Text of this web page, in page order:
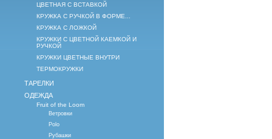
ЦВЕТНАЯ С ВСТАВКОЙ
КРУЖКА С РУЧКОЙ В ФОРМЕ...
КРУЖКА С ЛОЖКОЙ
КРУЖКИ С ЦВЕТНОЙ КАЕМКОЙ И
РУЧКОЙ
КРУЖКИ ЦВЕТНЫЕ ВНУТРИ
ТЕРМОКРУЖКИ
ТАРЕЛКИ
ОДЕЖДА
Fruit of the Loom
Ветровки
Polo
Рубашки